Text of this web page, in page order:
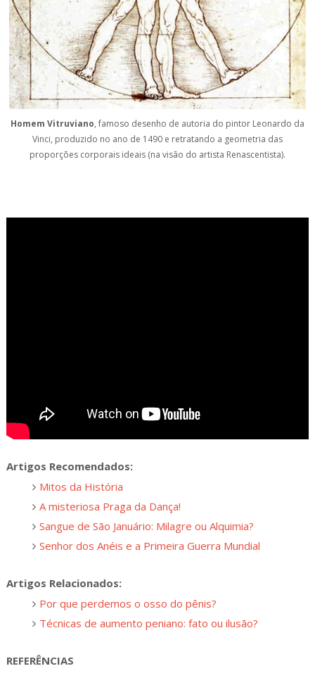
Homem Vitruviano, famoso desenho de autoria do pintor Leonardo da
Vinci, produzido no ano de 1490 e retratando a geometria das
proporções corporais ideais (na visão do artista Renascentista).
Artigos Recomendados:
Mitos da História
A misteriosa Praga da Dança!
Sangue de São Januário: Milagre ou Alquimia?
Senhor dos Anéis e a Primeira Guerra Mundial
Artigos Relacionados:
Por que perdemos o osso do pênis?
Técnicas de aumento peniano: fato ou ilusão?
REFERÊNCIAS